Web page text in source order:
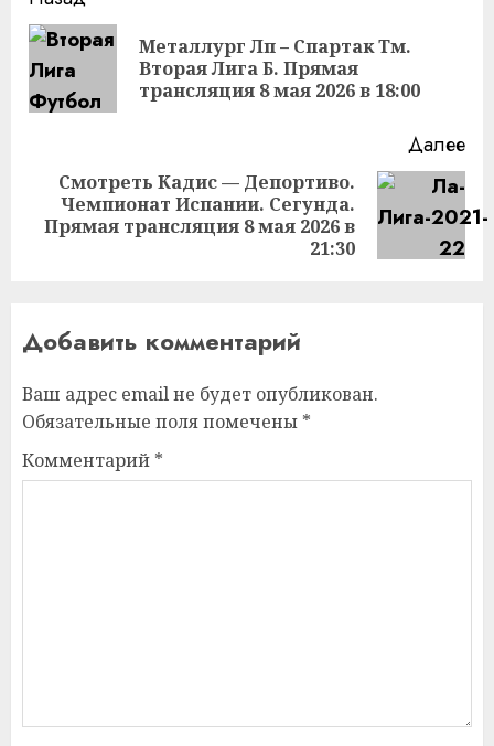
чтение
Металлург Лп – Спартак Тм.
Вторая Лига Б. Прямая
трансляция 8 мая 2026 в 18:00
Далее
Следующая
запись:
Смотреть Кадис — Депортиво.
Чемпионат Испании. Сегунда.
Прямая трансляция 8 мая 2026 в
21:30
Добавить комментарий
Ваш адрес email не будет опубликован.
Обязательные поля помечены *
Комментарий *